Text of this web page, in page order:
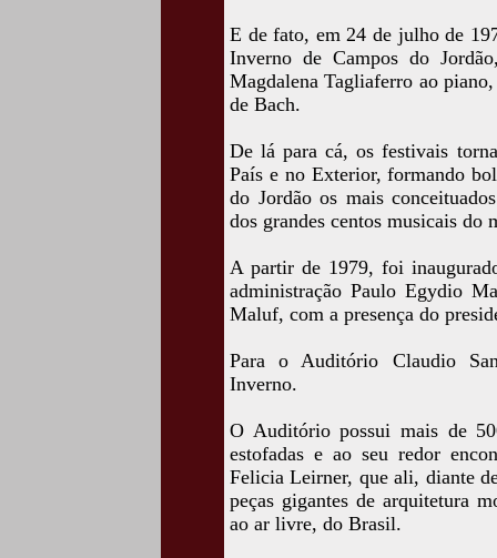
E de fato, em 24 de julho de
Inverno de Campos do
Magdalena Tagliaferro ao
de Bach.
De lá para cá, os festivais
País e no Exterior, formando
do Jordão os mais
dos grandes centos musicais do
A partir de 1979, foi
administração Paulo Egydio
Maluf, com a presença do
Para o Auditório Claudio
Inverno.
O Auditório possui mais de
estofadas e ao seu redor
Felicia Leirner, que ali, diante
peças gigantes de arquitetura
ao ar livre, do Brasil.